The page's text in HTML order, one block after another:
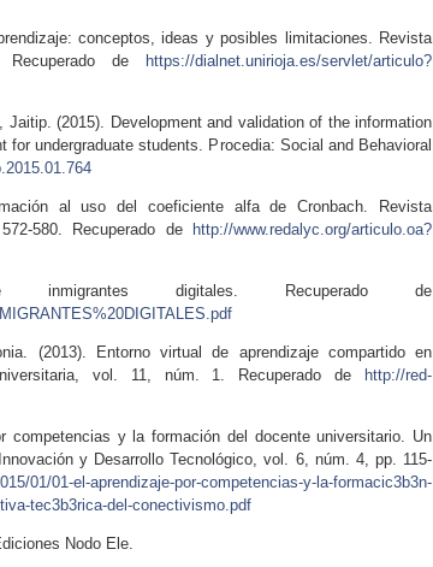
conceptos, ideas y posibles limitaciones. Revista
de
https://dialnet.unirioja.es/servlet/articulo?
(2015). Development and validation of the information
undergraduate students. Procedia: Social and Behavioral
al uso del coeficiente alfa de Cronbach. Revista
580. Recuperado de
http://www.redalyc.org/articulo.oa?
digitales. Recuperado de
(2013). Entorno virtual de aprendizaje compartido en
vol. 11, núm. 1. Recuperado de
http://red-
competencias y la formación del docente universitario. Un
y Desarrollo Tecnológico, vol. 6, núm. 4, pp. 115-
01/01-el-aprendizaje-por-competencias-y-la-formacic3b3n-
tec3b3rica-del-conectivismo.pdf
Nodo Ele.